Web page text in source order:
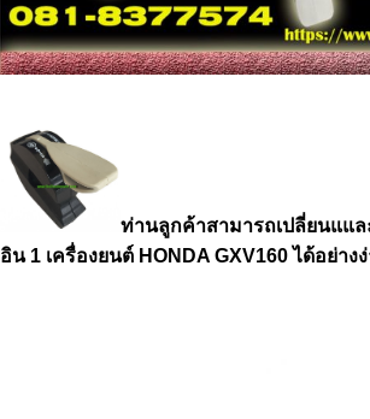
ท่านลูกค้าสามารถเปลี่ยนแแ
อิน 1 เครื่องยนต์ HONDA GXV160 ได้อย่า